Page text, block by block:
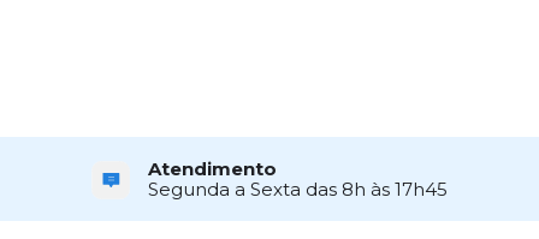
Atendimento
Segunda a Sexta das 8h às 17h45